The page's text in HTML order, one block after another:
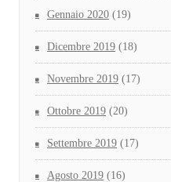
Gennaio 2020 (19)
Dicembre 2019 (18)
Novembre 2019 (17)
Ottobre 2019 (20)
Settembre 2019 (17)
Agosto 2019 (16)